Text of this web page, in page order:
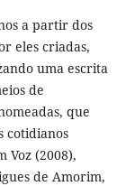
a partir dos
eles criadas,
uma escrita
de
que
cotidianos
Voz (2008),
de Amorim,